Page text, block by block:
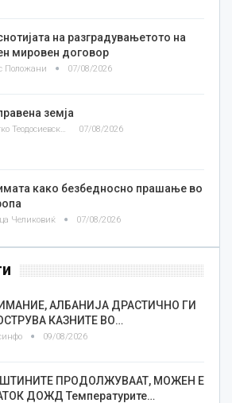
на разградувањетото на
мировен договор
Положани 07/08/2026
земја
Златко Теодосиевски 07/08/2026
како безбедносно прашање во
Челиковиќ 07/08/2026
АЛБАНИЈА ДРАСТИЧНО ГИ
КАЗНИТЕ ВО…
09/08/2026
ПРОДОЛЖУВААТ, МОЖЕН Е
ДОЖД Температурите…